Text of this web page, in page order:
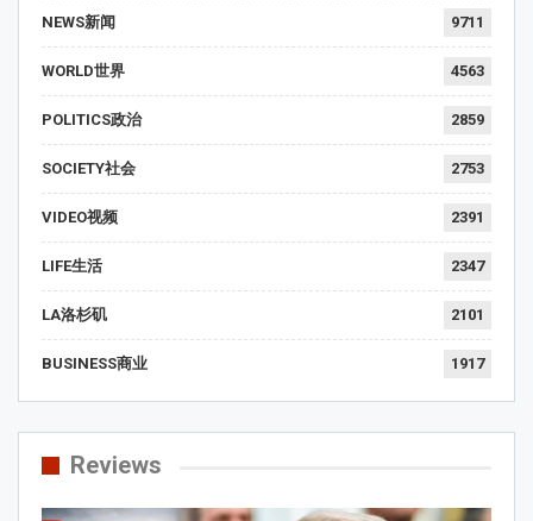
NEWS新闻 9711
WORLD世界 4563
POLITICS政治 2859
SOCIETY社会 2753
VIDEO视频 2391
LIFE生活 2347
LA洛杉矶 2101
BUSINESS商业 1917
Reviews